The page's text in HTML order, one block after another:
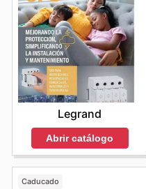
Legrand
Abrir catálogo
Caducado